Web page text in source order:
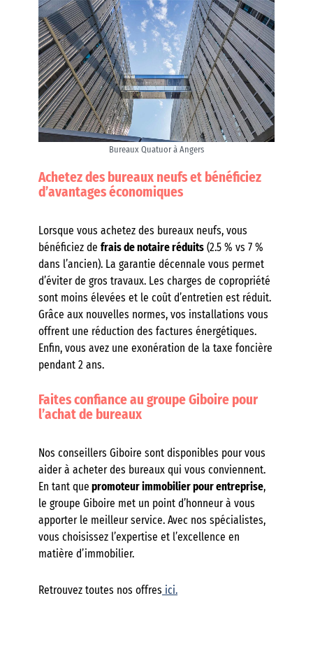
Bureaux Quatuor à Angers
Achetez des bureaux neufs et bénéficiez
d’avantages économiques
Lorsque vous achetez des bureaux neufs, vous
bénéficiez de frais de notaire réduits (2.5 % vs 7 %
dans l’ancien). La garantie décennale vous permet
d’éviter de gros travaux. Les charges de copropriété
sont moins élevées et le coût d’entretien est réduit.
Grâce aux nouvelles normes, vos installations vous
offrent une réduction des factures énergétiques.
Enfin, vous avez une exonération de la taxe foncière
pendant 2 ans.
Faites confiance au groupe Giboire pour
l’achat de bureaux
Nos conseillers Giboire sont disponibles pour vous
aider à acheter des bureaux qui vous conviennent.
En tant que promoteur immobilier pour entreprise,
le groupe Giboire met un point d’honneur à vous
apporter le meilleur service. Avec nos spécialistes,
vous choisissez l’expertise et l’excellence en
matière d’immobilier.
Retrouvez toutes nos offres ici.